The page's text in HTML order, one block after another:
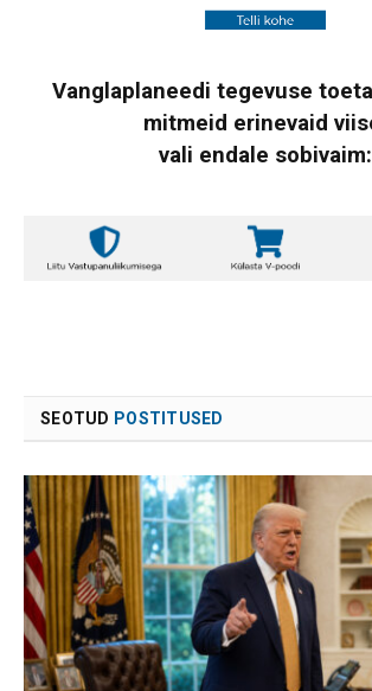
Vanglaplaneedi tegevuse
mitmeid erinevaid
vali endale sobivaim:
SEOTUD POSTITUSED